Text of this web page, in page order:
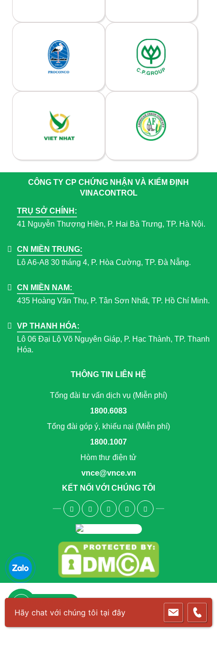
CÔNG TY CP CHỨNG NHẬN VÀ KIỂM ĐỊNH
VINACONTROL
TRỤ SỞ CHÍNH:
41 Nguyễn Thượng Hiền, P. Hai Bà Trưng, TP. Hà Nội.
CN MIỀN TRUNG:
Lô A6-A8 30 tháng 4, P. Hòa Cường, TP. Đà Nẵng.
CN MIỀN NAM:
435 Hoàng Văn Thụ, P. Tân Sơn Nhất, TP. Hồ Chí Minh.
VP THANH HÓA:
Lô 06 Đại Lộ Võ Nguyên Giáp, P. Hạc Thành, TP. Thanh
Hóa.
THÔNG TIN LIÊN HỆ
Tổng đài tư vấn dịch vụ (Miễn phí)
1800.6083
Tổng đài góp ý, khiếu nại (Miễn phí)
1800.1007
Hòm thư điện tử
vnce@vnce.vn
KẾT NỐI VỚI CHÚNG TÔI